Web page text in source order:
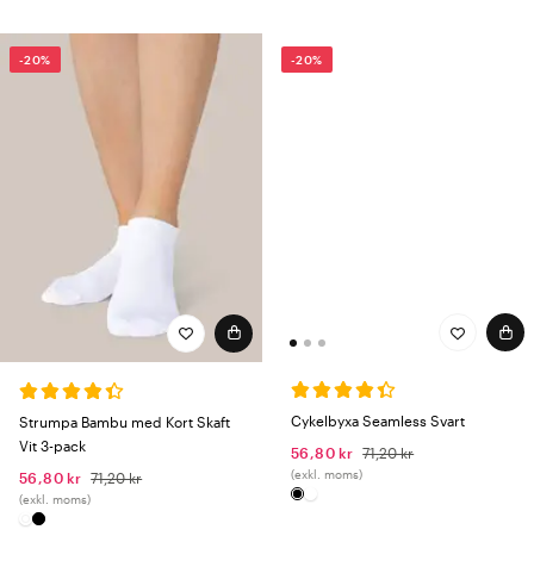
-20%
Strumpa Bambu med Kort Skaft
Vit 3-pack
56,80 kr 71,20 kr
(exkl. moms)
-20%
Cykelbyxa Seamless Svart
56,80 kr 71,20 kr
(exkl. moms)